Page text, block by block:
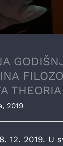
THEORIA
2019
12. 2019. U